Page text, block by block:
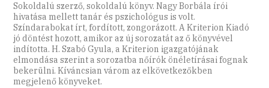
Sokoldalú szerző, sokoldalú könyv. Nagy Borbála írói
hivatása mellett tanár és pszichológus is volt.
Színdarabokat írt, fordított, zongorázott. A Kriterion Kiadó
jó döntést hozott, amikor az új sorozatát az ő könyvével
indította. H. Szabó Gyula, a Kriterion igazgatójának
elmondása szerint a sorozatba nőírók önéletírásai fognak
bekerülni. Kíváncsian várom az elkövetkezőkben
megjelenő könyveket.